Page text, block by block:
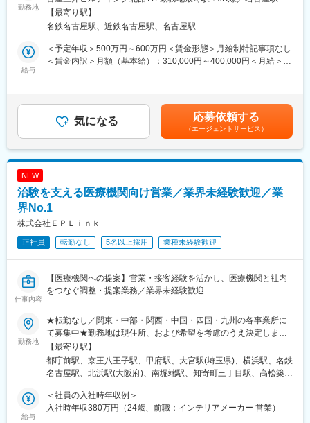
医療の研究員への転身など、事業の枠をこえ新たなキャリアにチ
ャレンジされている方もいらっしゃいます。
・25周年を迎えたアイロムグループでは先端医療事業・臨床開発
支援事業（CRO・SMO）・メディカルサポートなど多角的な事業
変更の範囲：会社の定める業務
・患者への試験の説明
・治験のスケジュール管理
・各種データの収集、管理など
将来的にチームリーダーなどお任せできることを期待していま
す。
員の方々が長期的に、そして自身の希望を叶えながら働けるよう
な環境をつくることです。フレックス勤務制度の採用、時短制
度、産休育休、育児手当等の制度も充実はもちろん、子育てと両
【充実の教育と豊富なキャリアパス】
・充実の研修制度：CRC社内認定制度を採用しており、自身のレ
ベルに応じ、実務レベル、マネジメントレベル、ディレクターレ
にあたることが可能です。
も、一度に同じ施設内の別の疾患領域のプロジェクトを担当する
こともでき、幅広い経験を積むことや、スペシャリストとして特
た、グループの垣根を超えCRCからSMAやCRAへのキャリアチェ
ンジにとどまらず、先端医療の研究員への転身など、事業の枠を
こえ新たなキャリアにチャレンジされている方もいらっしゃいま
す。
アイロムグループの企業として、同社は先端医療（再生医療・遺
多角的な事業を展開しております。それぞれの法人への垣根も低
く、コロナやDXで変革していく時代のニーズに則り、グループと
勤務地
動喫煙対策：屋内全面禁煙＜勤務地詳細2＞東海住所：東海エリア
（愛知県、静岡県、岐阜県、三重県、） 受動喫煙対策：屋内全面
【最寄り駅】
名鉄名古屋駅、近鉄名古屋駅、名古屋駅
給与
＜予定年収＞500万円～600万円＜賃金形態＞月給制特記事項なし
＜賃金内訳＞月額（基本給）：310,000円～400,000円＜月給＞
があります。月給(月額)は固定手当を含めた表記です。
気になる 応募依頼する
（エージェントサービス）
NEW
治験を支える医療機関向け営業／業界未経験歓迎／業
界No.1
株式会社ＥＰＬｉｎｋ
正社員 転勤なし 5名以上採用 業種未経験歓迎
仕事内容
【医療機関への提案】営業・接客経験を活かし、医療機関と社内
をつなぐ調整・提案業務／業界未経験歓迎
勤務地
★転勤なし／関東・中部・関西・中国・四国・九州の各事業所に
て募集中★勤務地は現住所、および希望を考慮のうえ決定します
★一部勤務地では自動車通勤OK（面接などでご相談ください）
【各事業部・オフィス】■東京第二事業部（5名在籍）・新宿オフ
ィス・八王子オフィス・山梨オフィス■大宮事業部（10名在籍）■
（11名在籍）■広島事業部（10名在籍）・松山オフィス・高知オ
フィス・高松オフィス※県をまたいだ出張が発生いたします。■福
【最寄り駅】
都庁前駅、京王八王子駅、甲府駅、大宮駅(埼玉県)、横浜駅、名鉄
名古屋駅、北浜駅(大阪府)、南堀端駅、知寄町三丁目駅、高松築港
ンター駅、なにわ橋駅、松山市駅、高松駅(香川県)、東比恵駅、慶
徳校前駅、新宿駅、高島町駅、近鉄名古屋駅、淀屋橋駅、片原町
給与
＜社員の入社時年収例＞
入社時年収380万円（24歳、前職：インテリアメーカー 営業）